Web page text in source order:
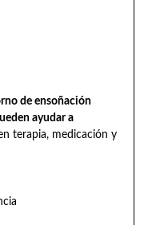
de ensoñación
ayudar a
terapia, medicación y